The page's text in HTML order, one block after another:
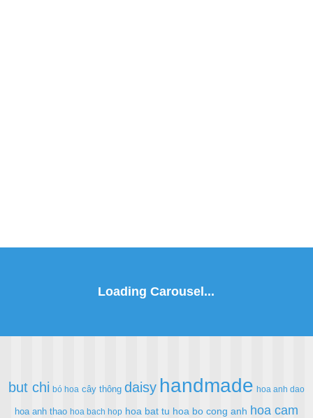
but chi bó hoa cây thông daisy handmade hoa anh dao
hoa anh thao hoa bach hop hoa bat tu hoa bo cong anh hoa cam